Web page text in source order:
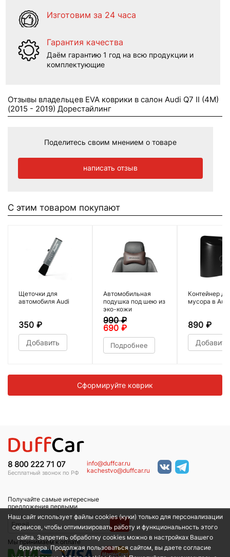
Изготовим за 24 часа
Гарантия качества
Даём гарантию 1 год на всю продукции и
комплектующие
Отзывы владельцев EVA коврики в салон Audi Q7 II (4M)
(2015 - 2019) Дорестайлинг
Поделитесь своим мнением о товаре
написать отзыв
С этим товаром покупают
Щеточки для
автомобиля Audi
350 ₽
Добавить
Автомобильная
подушка под шею из
эко-кожи
990₽
690 ₽
Подробнее
Контейнер
мусора в Audi
890 ₽
Добавить
Сформируйте коврик
8 800 222 71 07
Бесплатный звонок по РФ
info@duffcar.ru
kachestvo@duffcar.ru
Получайте самые интересные
предложения первыми
→
Мы принимаем к оплате
Наш сайт использует файлы cookies (куки) только для персонализации
сервисов, чтобы оптимизировать работу и функциональность этого
сайта. Запретить обработку cookies можно в настройках Вашего
браузера. Продолжая пользоваться сайтом, вы даете согласие